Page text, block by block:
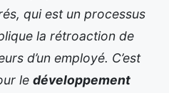
qui est un processus
la rétroaction de
d’un employé. C’est
le développement